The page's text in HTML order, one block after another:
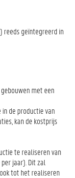
reeds geïntegreerd in
met een
de productie van
kan de kostprijs
te realiseren van
jaar). Dit zal
tot het realiseren